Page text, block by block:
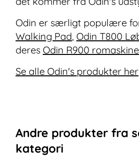
Odin er særligt populære
Walking Pad, Odin T800
deres Odin R900 romaskine
Se alle Odin's produkter her
Andre produkter fra
kategori